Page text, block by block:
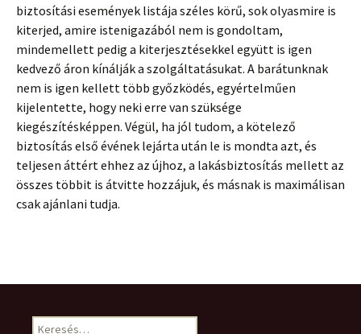
biztosítási események listája széles körű, sok olyasmire is
kiterjed, amire istenigazából nem is gondoltam,
mindemellett pedig a kiterjesztésekkel együtt is igen
kedvező áron kínálják a szolgáltatásukat. A barátunknak
nem is igen kellett több győzködés, egyértelműen
kijelentette, hogy neki erre van szüksége
kiegészítésképpen. Végül, ha jól tudom, a kötelező
biztosítás első évének lejárta után le is mondta azt, és
teljesen áttért ehhez az újhoz, a lakásbiztosítás mellett az
összes többit is átvitte hozzájuk, és másnak is maximálisan
csak ajánlani tudja.
Keresés: